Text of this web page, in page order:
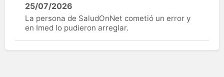
25/07/2026
La persona de SaludOnNet cometió un error y
en Imed lo pudieron arreglar.